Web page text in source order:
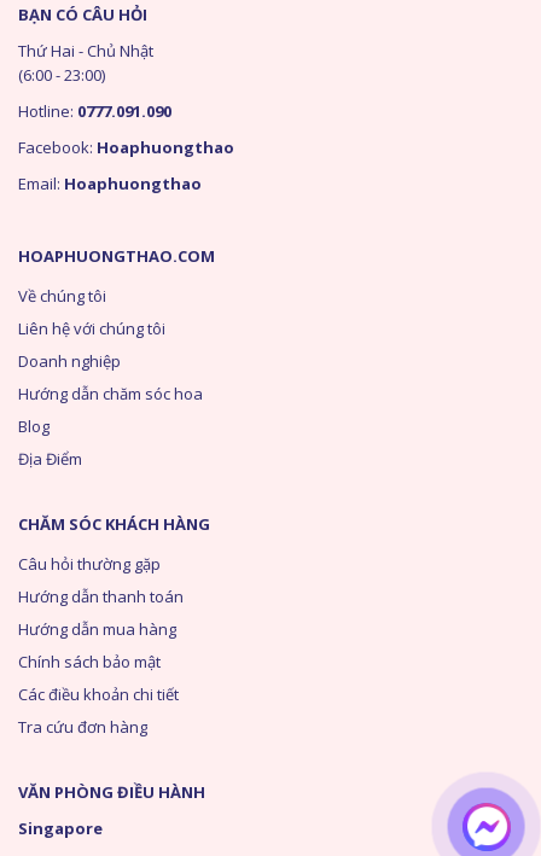
HOAPHUONGTHAO.COM
Về chúng tôi
Liên hệ với chúng tôi
Doanh nghiệp
Hướng dẫn chăm sóc hoa
Blog
Địa Điểm
CHĂM SÓC KHÁCH HÀNG
Câu hỏi thường gặp
Hướng dẫn thanh toán
Hướng dẫn mua hàng
Chính sách bảo mật
Các điều khoản chi tiết
Tra cứu đơn hàng
BẠN CÓ CÂU HỎI
Thứ Hai - Chủ Nhật
(6:00 - 23:00)
Hotline: 0777.091.090
Facebook: Hoaphuongthao
Email: Hoaphuongthao
VĂN PHÒNG ĐIỀU HÀNH
Singapore